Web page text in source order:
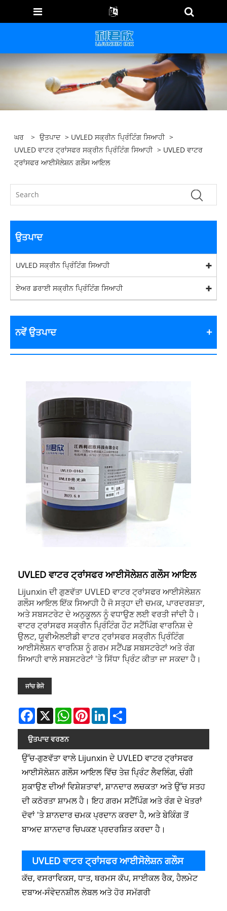
ਘਰ > ਉਤਪਾਦ > UVLED ਸਕ੍ਰੀਨ ਪ੍ਰਿੰਟਿੰਗ ਸਿਆਹੀ >
UVLED ਵਾਟਰ ਟ੍ਰਾਂਸਫਰ ਸਕ੍ਰੀਨ ਪ੍ਰਿੰਟਿੰਗ ਸਿਆਹੀ > UVLED ਵਾਟਰ
ਟ੍ਰਾਂਸਫਰ ਆਈਸੋਲੇਸ਼ਨ ਗਲੌਸ ਆਇਲ
ਉਤਪਾਦ
UVLED ਸਕ੍ਰੀਨ ਪ੍ਰਿੰਟਿੰਗ ਸਿਆਹੀ
ਏਅਰ ਡਰਾਈ ਸਕ੍ਰੀਨ ਪ੍ਰਿੰਟਿੰਗ ਸਿਆਹੀ
ਨਵੇਂ ਉਤਪਾਦ
UVLED ਵਾਟਰ ਟ੍ਰਾਂਸਫਰ ਆਈਸੋਲੇਸ਼ਨ ਗਲੌਸ ਆਇਲ
Lijunxin ਦੀ ਗੁਣਵੱਤਾ UVLED ਵਾਟਰ ਟ੍ਰਾਂਸਫਰ ਆਈਸੋਲੇਸ਼ਨ
ਗਲੌਸ ਆਇਲ ਇੱਕ ਸਿਆਹੀ ਹੈ ਜੋ ਸਤ੍ਹਾ ਦੀ ਚਮਕ, ਪਾਰਦਰਸ਼ਤਾ,
ਅਤੇ ਸਬਸਟਰੇਟ ਦੇ ਅਨੁਕੂਲਨ ਨੂੰ ਵਧਾਉਣ ਲਈ ਵਰਤੀ ਜਾਂਦੀ ਹੈ।
ਵਾਟਰ ਟ੍ਰਾਂਸਫਰ ਸਕ੍ਰੀਨ ਪ੍ਰਿੰਟਿੰਗ ਹੌਟ ਸਟੈਂਪਿੰਗ ਵਾਰਨਿਸ਼ ਦੇ
ਉਲਟ, ਯੂਵੀਐਲਈਡੀ ਵਾਟਰ ਟ੍ਰਾਂਸਫਰ ਸਕ੍ਰੀਨ ਪ੍ਰਿੰਟਿੰਗ
ਆਈਸੋਲੇਸ਼ਨ ਵਾਰਨਿਸ਼ ਨੂੰ ਗਰਮ ਸਟੈਂਪਡ ਸਬਸਟਰੇਟਾਂ ਅਤੇ ਰੰਗ
ਸਿਆਹੀ ਵਾਲੇ ਸਬਸਟਰੇਟਾਂ 'ਤੇ ਸਿੱਧਾ ਪ੍ਰਿੰਟ ਕੀਤਾ ਜਾ ਸਕਦਾ ਹੈ।
ਜਾਂਚ ਭੇਜੋ
Facebook
X WhatsAppPinterestLinkedIn
ਉਤਪਾਦ ਵਰਣਨ
ਉੱਚ-ਗੁਣਵੱਤਾ ਵਾਲੇ Lijunxin ਦੇ UVLED ਵਾਟਰ ਟ੍ਰਾਂਸਫਰ
ਆਈਸੋਲੇਸ਼ਨ ਗਲੌਸ ਆਇਲ ਵਿੱਚ ਤੇਜ਼ ਪ੍ਰਿੰਟ ਲੈਵਲਿੰਗ, ਚੰਗੀ
ਸੁਕਾਉਣ ਦੀਆਂ ਵਿਸ਼ੇਸ਼ਤਾਵਾਂ, ਸ਼ਾਨਦਾਰ ਲਚਕਤਾ ਅਤੇ ਉੱਚ ਸਤਹ
ਦੀ ਕਠੋਰਤਾ ਸ਼ਾਮਲ ਹੈ। ਇਹ ਗਰਮ ਸਟੈਂਪਿੰਗ ਅਤੇ ਰੰਗ ਦੇ ਖੇਤਰਾਂ
ਦੋਵਾਂ 'ਤੇ ਸ਼ਾਨਦਾਰ ਚਮਕ ਪ੍ਰਦਾਨ ਕਰਦਾ ਹੈ, ਅਤੇ ਬੇਕਿੰਗ ਤੋਂ
ਬਾਅਦ ਸ਼ਾਨਦਾਰ ਚਿਪਕਣ ਪ੍ਰਦਰਸ਼ਿਤ ਕਰਦਾ ਹੈ।
UVLED ਵਾਟਰ ਟ੍ਰਾਂਸਫਰ ਆਈਸੋਲੇਸ਼ਨ ਗਲੌਸ
ਆਇਲ ਦੀ ਵਰਤੋਂ
ਕੱਚ, ਵਸਰਾਵਿਕਸ, ਧਾਤ, ਥਰਮਸ ਕੱਪ, ਸਾਈਕਲ ਰੈਕ, ਹੈਲਮੇਟ
ਦਬਾਅ-ਸੰਵੇਦਨਸ਼ੀਲ ਲੇਬਲ ਅਤੇ ਹੋਰ ਸਮੱਗਰੀ